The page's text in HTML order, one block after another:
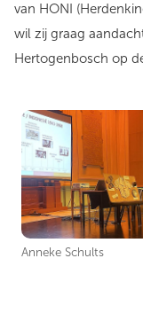
van HONI
wil zij graag
Hertogenbosch op
Anneke Schults